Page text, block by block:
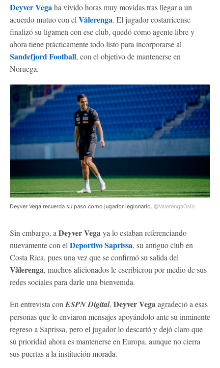
Deyver Vegaha vivido horas muy movidas tras llegar a un
acuerdo mutuo con el Vålerenga. El jugador costarricense
finalizó su ligamen con ese club, quedó como agente libre y
ahora tiene prácticamente todo listo para incorporarse al
Sandefjord Football, con el objetivo de mantenerse en
Noruega.
Deyver Vega recuerda su paso como jugador legionario. @ValerengaOslo
Sin embargo, a Deyver Vegaya lo estaban referenciando
nuevamente con el Deportivo Saprissa, su antiguo club en
Costa Rica, pues una vez que se confirmó su salida del
Vålerenga, muchos aficionados le escribieron por medio de sus
redes sociales para darle una bienvenida.
En entrevista con ESPN Digital, Deyver Vegaagradeció a esas
personas que le enviaron mensajes apoyándolo ante su inminente
regreso a Saprissa, pero el jugador lo descartó y dejó claro que
su prioridad ahora es mantenerse en Europa, aunque no cierra
sus puertas a la institución morada.